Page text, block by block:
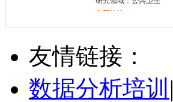
万志宏 天津市
硕导
学校：南开大学
立即咨询
友情链接：
数据分析培训 |